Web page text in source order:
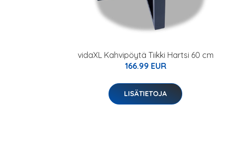
vidaXL Kahvipöytä Tiikki Hartsi 60 cm
166.99 EUR
LISÄTIETOJA